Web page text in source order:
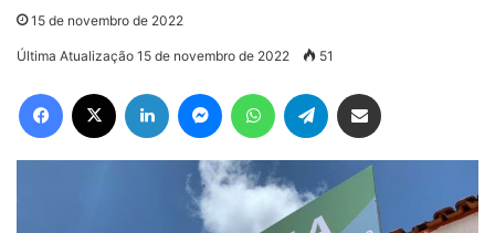
15 de novembro de 2022
Última Atualização 15 de novembro de 2022 51
Facebook Linkedin MessengerWhatsAppTelegram